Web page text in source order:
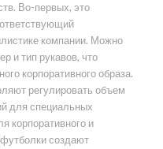
Во-первых, это
компании. Можно
и тип рукавов, что
корпоративного образа.
регулировать объем
для специальных
корпоративного и
создают